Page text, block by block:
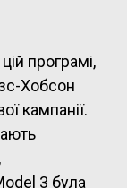
програмі,
Хобсон
кампанії.
3 була